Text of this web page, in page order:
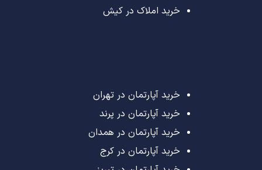
خرید املاک در کیش
خرید آپارتمان در تهران
خرید آپارتمان در پرند
خرید آپارتمان در همدان
خرید آپارتمان در کرج